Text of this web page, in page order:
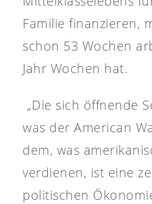
Familie finanzieren,
schon 53 Wochen
Jahr Wochen hat.
„Die sich öffnende
was der American
dem, was
verdienen, ist eine
politischen